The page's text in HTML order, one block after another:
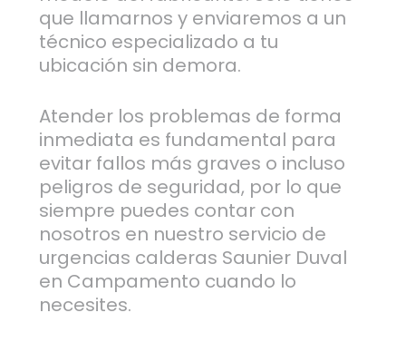
que llamarnos y enviaremos a un
técnico especializado a tu
ubicación sin demora.
Atender los problemas de forma
inmediata es fundamental para
evitar fallos más graves o incluso
peligros de seguridad, por lo que
siempre puedes contar con
nosotros en nuestro servicio de
urgencias calderas Saunier Duval
en Campamento cuando lo
necesites.